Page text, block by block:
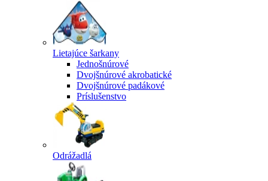
Lietajúce šarkany
Jednošnúrové
Dvojšnúrové akrobatické
Dvojšnúrové padákové
Príslušenstvo
Odrážadlá